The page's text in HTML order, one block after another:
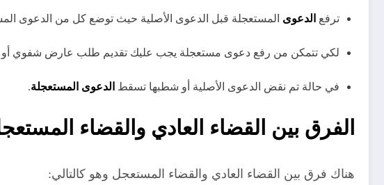
ترفع الدعوى المستعجلة قبل الدعوى الأصلية حيث توضع كل من الدعوى
لكي تتمكن من رفع دعوى مستعجلة يجب عليك تقديم طلب عارض شفوي أو
في حالة تم نقض الدعوى الأصلية أو شطبها تسقط الدعوى المستعجلة.
الفرق بين القضاء العادي والقضاء
هناك فرق بين القضاء العادي والقضاء المستعجل وهو كالتالي: